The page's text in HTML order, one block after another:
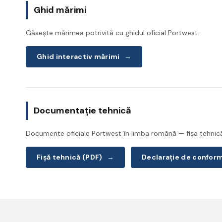
Ghid mărimi
Găsește mărimea potrivită cu ghidul oficial Portwest.
Ghid interactiv mărimi →
Documentație tehnică
Documente oficiale Portwest în limba română — fișa
Fișă tehnică (PDF) → Declarație de